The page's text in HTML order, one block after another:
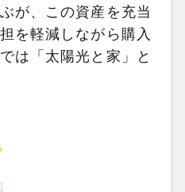
が、この資産を充当
を軽減しながら購入
は「太陽光と家」と